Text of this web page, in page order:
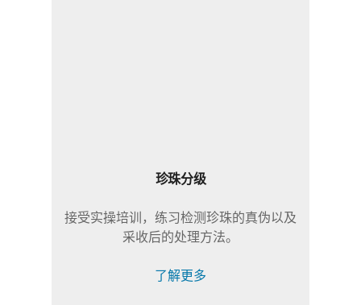
珍珠分级
接受实操培训，练习检测珍珠的真伪以及
采收后的处理方法。
了解更多